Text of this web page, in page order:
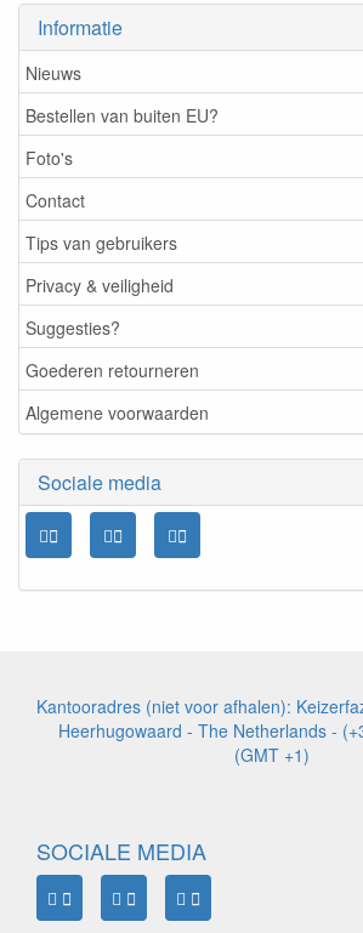
Informatie
Nieuws
Bestellen van buiten EU?
Foto's
Contact
Tips van gebruikers
Privacy & veiligheid
Suggesties?
Goederen retourneren
Algemene voorwaarden
Sociale media
Kantooradres (niet voor afhalen):
Heerhugowaard - The Netherlands -
(GMT +1)
SOCIALE MEDIA